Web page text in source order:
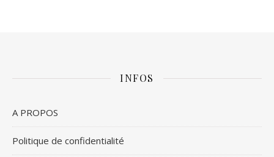
INFOS
A PROPOS
Politique de confidentialité